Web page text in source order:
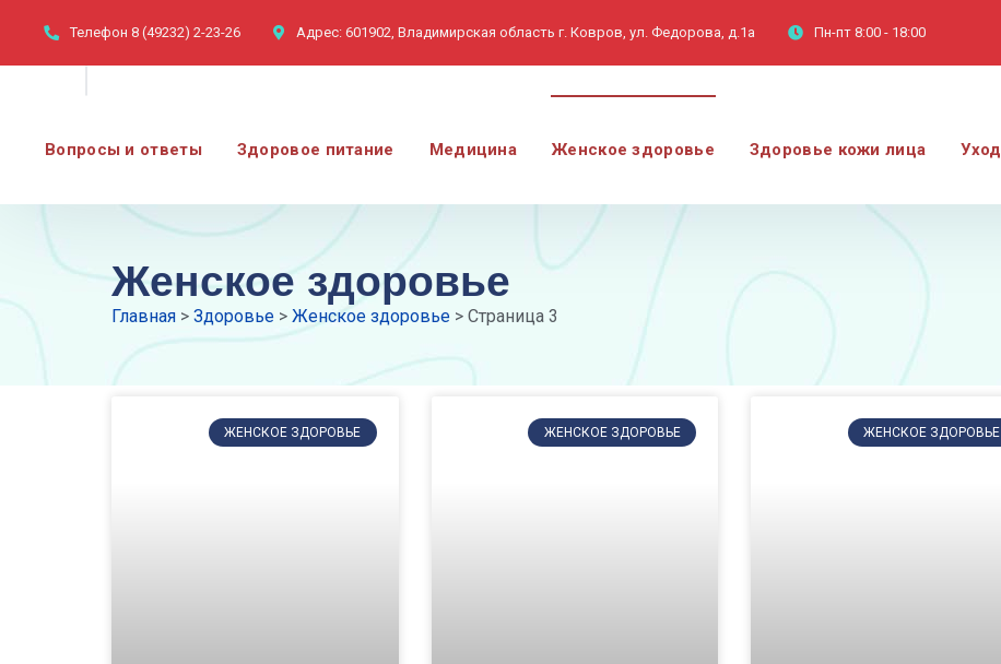
Телефон 8 (49232) 2-23-26 Адрес: 601902, Владимирская область г. Ковров, ул. Федорова, д.1а Пн-пт 8:00 - 18:00
Вопросы и ответы Здоровое питание Медицина Женское здоровье Здоровье кожи лица Уход
Женское здоровье
Главная > Здоровье > Женское здоровье > Страница 3
ЖЕНСКОЕ ЗДОРОВЬЕ ЖЕНСКОЕ ЗДОРОВЬЕ ЖЕНСКОЕ ЗДОРОВЬЕ